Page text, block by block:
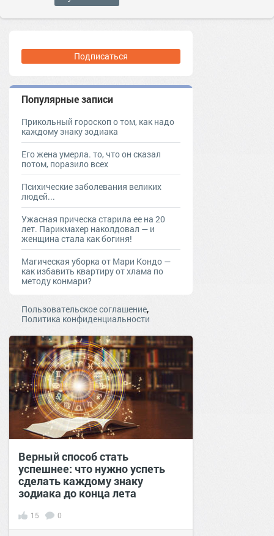
Подписаться
Популярные записи
Прикольный гороскоп о том, как надо
каждому знаку зодиака
Его жена умерла. то, что он сказал
потом, поразило всех
Психические заболевания великих
людей...
Ужасная прическа старила ее на 20
лет. Парикмахер наколдовал — и
женщина стала как богиня!
Магическая уборка от Мари Кондо —
как избавить квартиру от хлама по
методу конмари?
Пользовательское соглашение,
Политика конфиденциальности
Верный способ стать
успешнее: что нужно успеть
сделать каждому знаку
зодиака до конца лета
15 0